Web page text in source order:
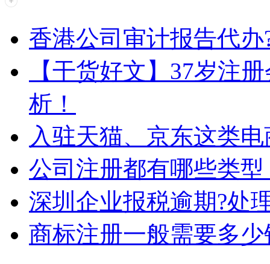
香港公司审计报告代
【干货好文】37岁注
析！
入驻天猫、京东这类
公司注册都有哪些类
深圳企业报税逾期?处
商标注册一般需要多少